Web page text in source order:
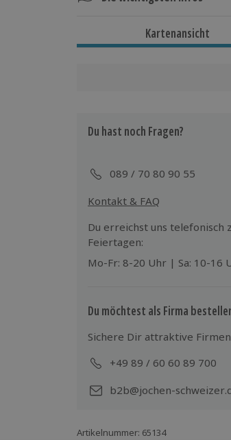
Ca. 2,5 Stunden
Ganzjährig zu
Teilnahmebedingungen
Normale physische
Personalausweis
Gruppengröße: 1-12
Kartenansicht
Du hast noch Fragen?
089 / 70 80 90 55
Kontakt & FAQ
Du erreichst uns telefonisch
Feiertagen:
Mo-Fr: 8-20 Uhr | Sa: 10-16
Du möchtest als Firma
Sichere Dir attraktive
+49 89 / 60 60 89 700
b2b@jochen-
Artikelnummer: 65134